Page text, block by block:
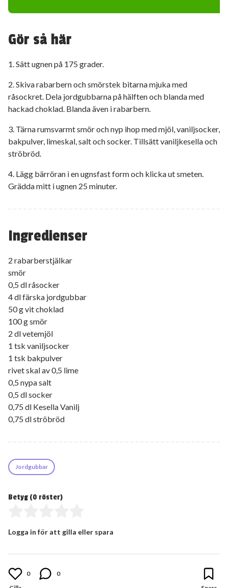
Ingredienser
2 rabarberstjälkar
smör
0,5 dl råsocker
4 dl färska jordgubbar
50 g vit choklad
100 g smör
2 dl vetemjöl
1 tsk vaniljsocker
1 tsk bakpulver
rivet skal av 0,5 lime
0,5 nypa salt
0,5 dl socker
0,75 dl Kesella Vanilj
0,75 dl ströbröd
Gör så här
1. Sätt ugnen på 175 grader.
2. Skiva rabarbern och smörstek bitarna mjuka med
råsockret. Dela jordgubbarna på hälften och blanda med
hackad choklad. Blanda även i rabarbern.
3. Tärna rumsvarmt smör och nyp ihop med mjöl, vaniljsocker,
bakpulver, limeskal, salt och socker. Tillsätt vaniljkesella och
ströbröd.
4. Lägg bärröran i en ugnsfast form och klicka ut smeten.
Grädda mitt i ugnen 25 minuter.
Jordgubbar
Betyg (0 röster)
Logga in för att gilla eller spara
0 0